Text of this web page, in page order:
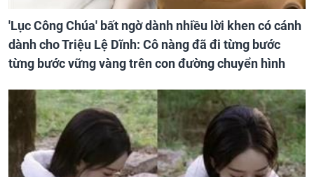
'Lục Công Chúa' bất ngờ dành nhiều lời khen có cánh
dành cho Triệu Lệ Dĩnh: Cô nàng đã đi từng bước
từng bước vững vàng trên con đường chuyển hình